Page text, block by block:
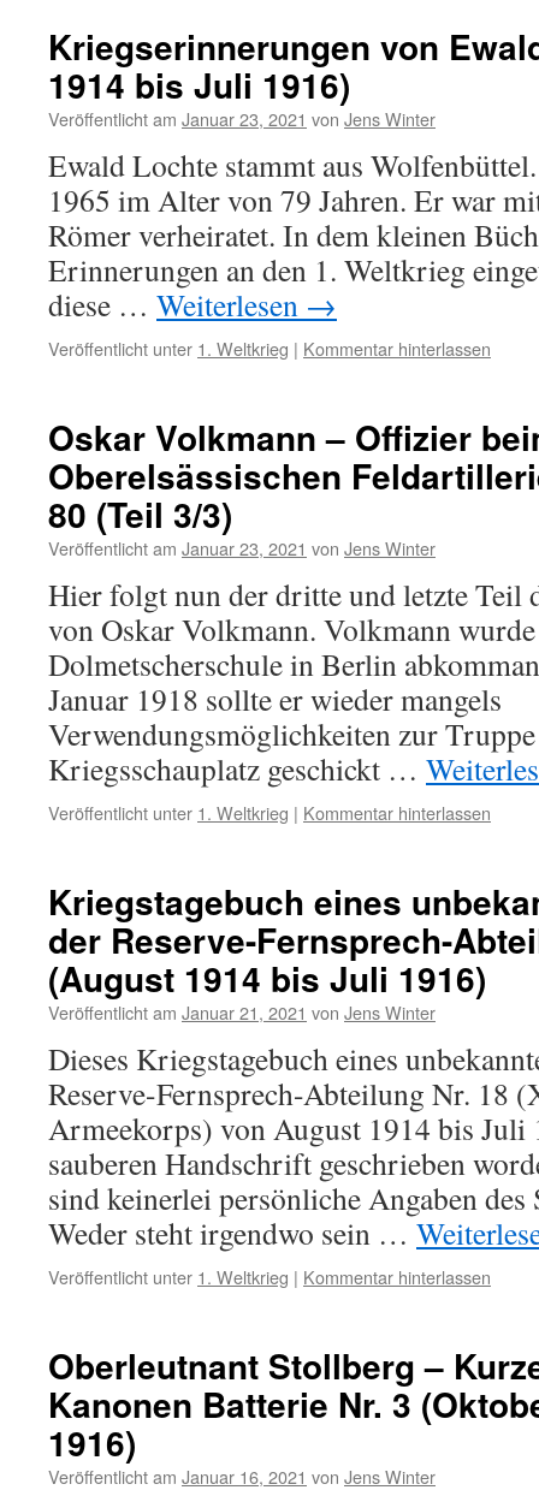
Kriegserinnerungen von
1914 bis Juli 1916)
Veröffentlicht am Januar 23, 2021 von Jens Winter
Ewald Lochte stammt aus
1965 im Alter von 79 Jahren. Er war
Römer verheiratet. In dem kleinen
Erinnerungen an den 1. Weltkrieg
diese … Weiterlesen →
Veröffentlicht unter 1. Weltkrieg | Kommentar hinterlassen
Oskar Volkmann – Offizier
Oberelsässischen
80 (Teil 3/3)
Veröffentlicht am Januar 23, 2021 von Jens Winter
Hier folgt nun der dritte und letzte Teil
von Oskar Volkmann. Volkmann
Dolmetscherschule in Berlin
Januar 1918 sollte er wieder mangels
Verwendungsmöglichkeiten zur
Kriegsschauplatz geschickt …
Veröffentlicht unter 1. Weltkrieg | Kommentar hinterlassen
Kriegstagebuch eines
der Reserve-Fernsprech-
(August 1914 bis Juli 1916)
Veröffentlicht am Januar 21, 2021 von Jens Winter
Dieses Kriegstagebuch eines
Reserve-Fernsprech-Abteilung Nr. 18
Armeekorps) von August 1914 bis Juli
sauberen Handschrift geschrieben
sind keinerlei persönliche Angaben des
Weder steht irgendwo sein …
Veröffentlicht unter 1. Weltkrieg | Kommentar hinterlassen
Oberleutnant Stollberg –
Kanonen Batterie Nr. 3
1916)
Veröffentlicht am Januar 16, 2021 von Jens Winter